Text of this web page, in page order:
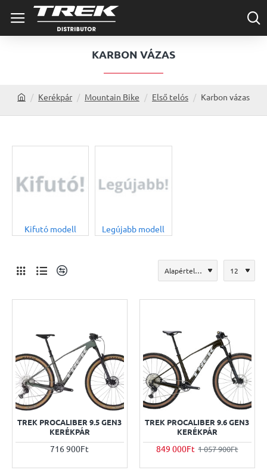
KARBON VÁZAS
o
e
Kerékpár Mountain Bike Első telós Karbon vázas
Kifutó modell Legújabb modell
TREK PROCALIBER 9.5 GEN3
KERÉKPÁR
716 900Ft
TREK PROCALIBER 9.6 GEN3
KERÉKPÁR
849 000Ft 1 057 900Ft